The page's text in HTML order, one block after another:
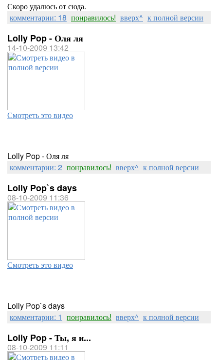
Скоро удалюсь от сюда.
комментарии: 18 понравилось! вверх^ к полной версии
Lolly Pop - Оля ля
14-10-2009 13:42
Смотреть это видео
Lolly Pop - Оля ля
комментарии: 2 понравилось! вверх^ к полной версии
Lolly Pop`s days
08-10-2009 11:36
Смотреть это видео
Lolly Pop`s days
комментарии: 1 понравилось! вверх^ к полной версии
Lolly Pop - Ты, я и...
08-10-2009 11:11